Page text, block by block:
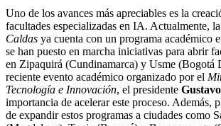
Uno de los avances más apreciables es la
facultades especializadas en IA. Actualmente, la
Caldas ya cuenta con un programa académico
se han puesto en marcha iniciativas para abrir
en Zipaquirá (Cundinamarca) y Usme (Bogotá
reciente evento académico organizado por el
Tecnología e Innovación, el presidente
importancia de acelerar este proceso. Además,
de expandir estos programas a ciudades como